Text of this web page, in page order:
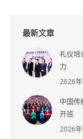
最新文章
礼仪培
力
2026
中国传
开班
2026